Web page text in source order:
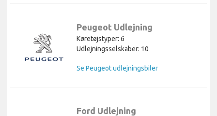
Peugeot Udlejning
Køretøjstyper: 6
Udlejningsselskaber: 10
Se Peugeot udlejningsbiler
Ford Udlejning